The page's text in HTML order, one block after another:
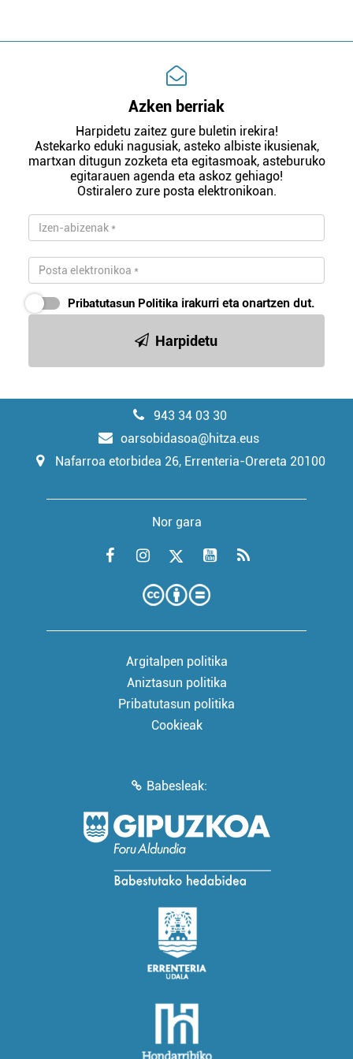
Azken berriak
Harpidetu zaitez gure buletin irekira!
Astekarko eduki nagusiak, asteko albiste ikusienak,
martxan ditugun zozketa eta egitasmoak, asteburuko
egitarauen agenda eta askoz gehiago!
Ostiralero zure posta elektronikoan.
Pribatutasun Politika irakurri eta onartzen dut.
Harpidetu
943 34 03 30
oarsobidasoa@hitza.eus
Nafarroa etorbidea 26, Errenteria-Orereta 20100
Nor gara
Argitalpen politika
Aniztasun politika
Pribatutasun politika
Cookieak
Babesleak: